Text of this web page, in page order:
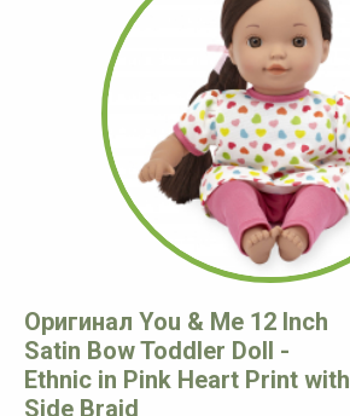
Оригинал You & Me 12 Inch
Satin Bow Toddler Doll -
Ethnic in Pink Heart Print with
Side Braid